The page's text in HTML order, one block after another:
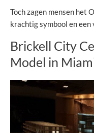
Toch zagen mensen het
krachtig symbool en
Brickell City
Model in